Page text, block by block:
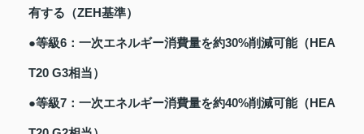
有する（ZEH基準）
●等級6：一次エネルギー消費量を約30%削減可能（HEA
T20 G3相当）
●等級7：一次エネルギー消費量を約40%削減可能（HEA